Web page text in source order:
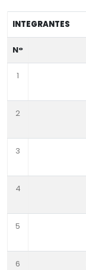
INTEGRANTES
N°
1
2
3
4
5
6